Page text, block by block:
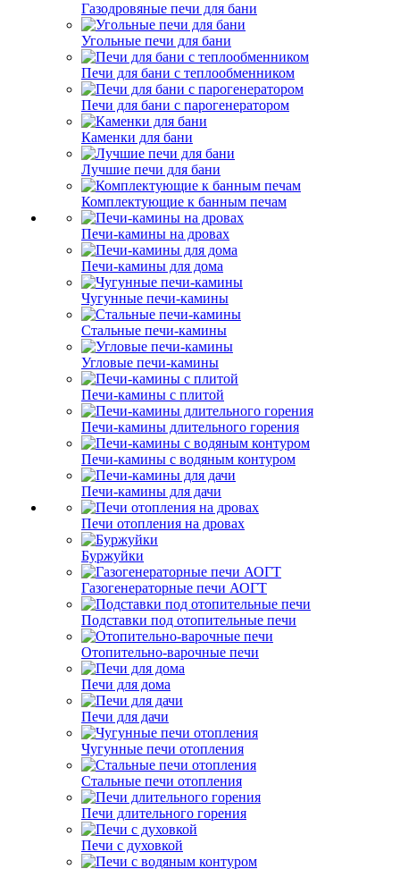
Газодровяные печи для бани
Угольные печи для бани
Печи для бани с теплообменником
Печи для бани с парогенератором
Каменки для бани
Лучшие печи для бани
Комплектующие к банным печам
Печи-камины на дровах
Печи-камины для дома
Чугунные печи-камины
Стальные печи-камины
Угловые печи-камины
Печи-камины с плитой
Печи-камины длительного горения
Печи-камины с водяным контуром
Печи-камины для дачи
Печи отопления на дровах
Буржуйки
Газогенераторные печи АОГТ
Подставки под отопительные печи
Отопительно-варочные печи
Печи для дома
Печи для дачи
Чугунные печи отопления
Стальные печи отопления
Печи длительного горения
Печи с духовкой